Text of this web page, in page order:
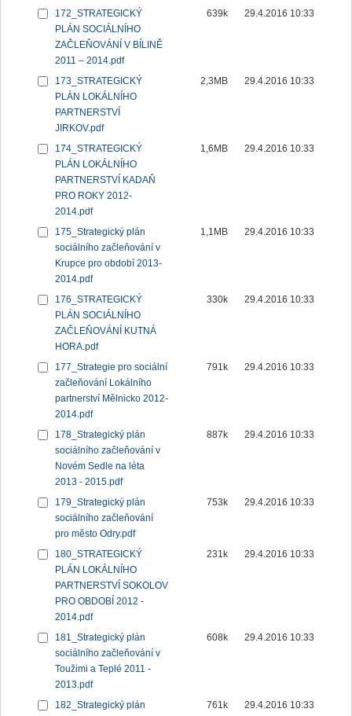
172_STRATEGICKÝ
PLÁN SOCIÁLNÍHO
ZAČLEŇOVÁNÍ V BÍLINĚ
2011 – 2014.pdf
639k 29.4.2016 10:33
173_STRATEGICKÝ
PLÁN LOKÁLNÍHO
PARTNERSTVÍ
JIRKOV.pdf
2,3MB 29.4.2016 10:33
174_STRATEGICKÝ
PLÁN LOKÁLNÍHO
PARTNERSTVÍ KADAŇ
PRO ROKY 2012-
2014.pdf
1,6MB 29.4.2016 10:33
175_Strategický plán
sociálního začleňování v
Krupce pro období 2013-
2014.pdf
1,1MB 29.4.2016 10:33
176_STRATEGICKÝ
PLÁN SOCIÁLNÍHO
ZAČLEŇOVÁNÍ KUTNÁ
HORA.pdf
330k 29.4.2016 10:33
177_Strategie pro sociální
začleňování Lokálního
partnerství Mělnicko 2012-
2014.pdf
791k 29.4.2016 10:33
178_Strategický plán
sociálního začleňování v
Novém Sedle na léta
2013 - 2015.pdf
887k 29.4.2016 10:33
179_Strategický plán
sociálního začleňování
pro město Odry.pdf
753k 29.4.2016 10:33
180_STRATEGICKÝ
PLÁN LOKÁLNÍHO
PARTNERSTVÍ SOKOLOV
PRO OBDOBÍ 2012 -
2014.pdf
231k 29.4.2016 10:33
181_Strategický plán
sociálního začleňování v
Toužimi a Teplé 2011 -
2013.pdf
608k 29.4.2016 10:33
182_Strategický plán
761k 29.4.2016 10:33